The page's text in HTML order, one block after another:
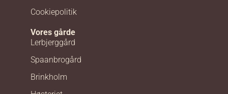
Cookiepolitik
Vores gårde
Lerbjerggård
Spaanbrogård
Brinkholm